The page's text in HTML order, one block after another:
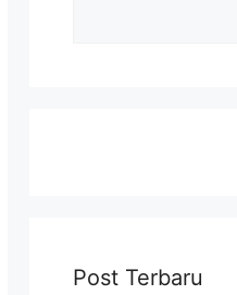
Post Terbaru